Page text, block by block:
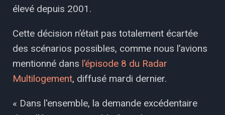
élevé depuis 2001.
Cette décision n’était pas totalement écartée
des scénarios possibles, comme nous l’avions
mentionné dans l’épisode 8 du Radar
Multilogement, diffusé mardi dernier.
« Dans l'ensemble, la demande excédentaire